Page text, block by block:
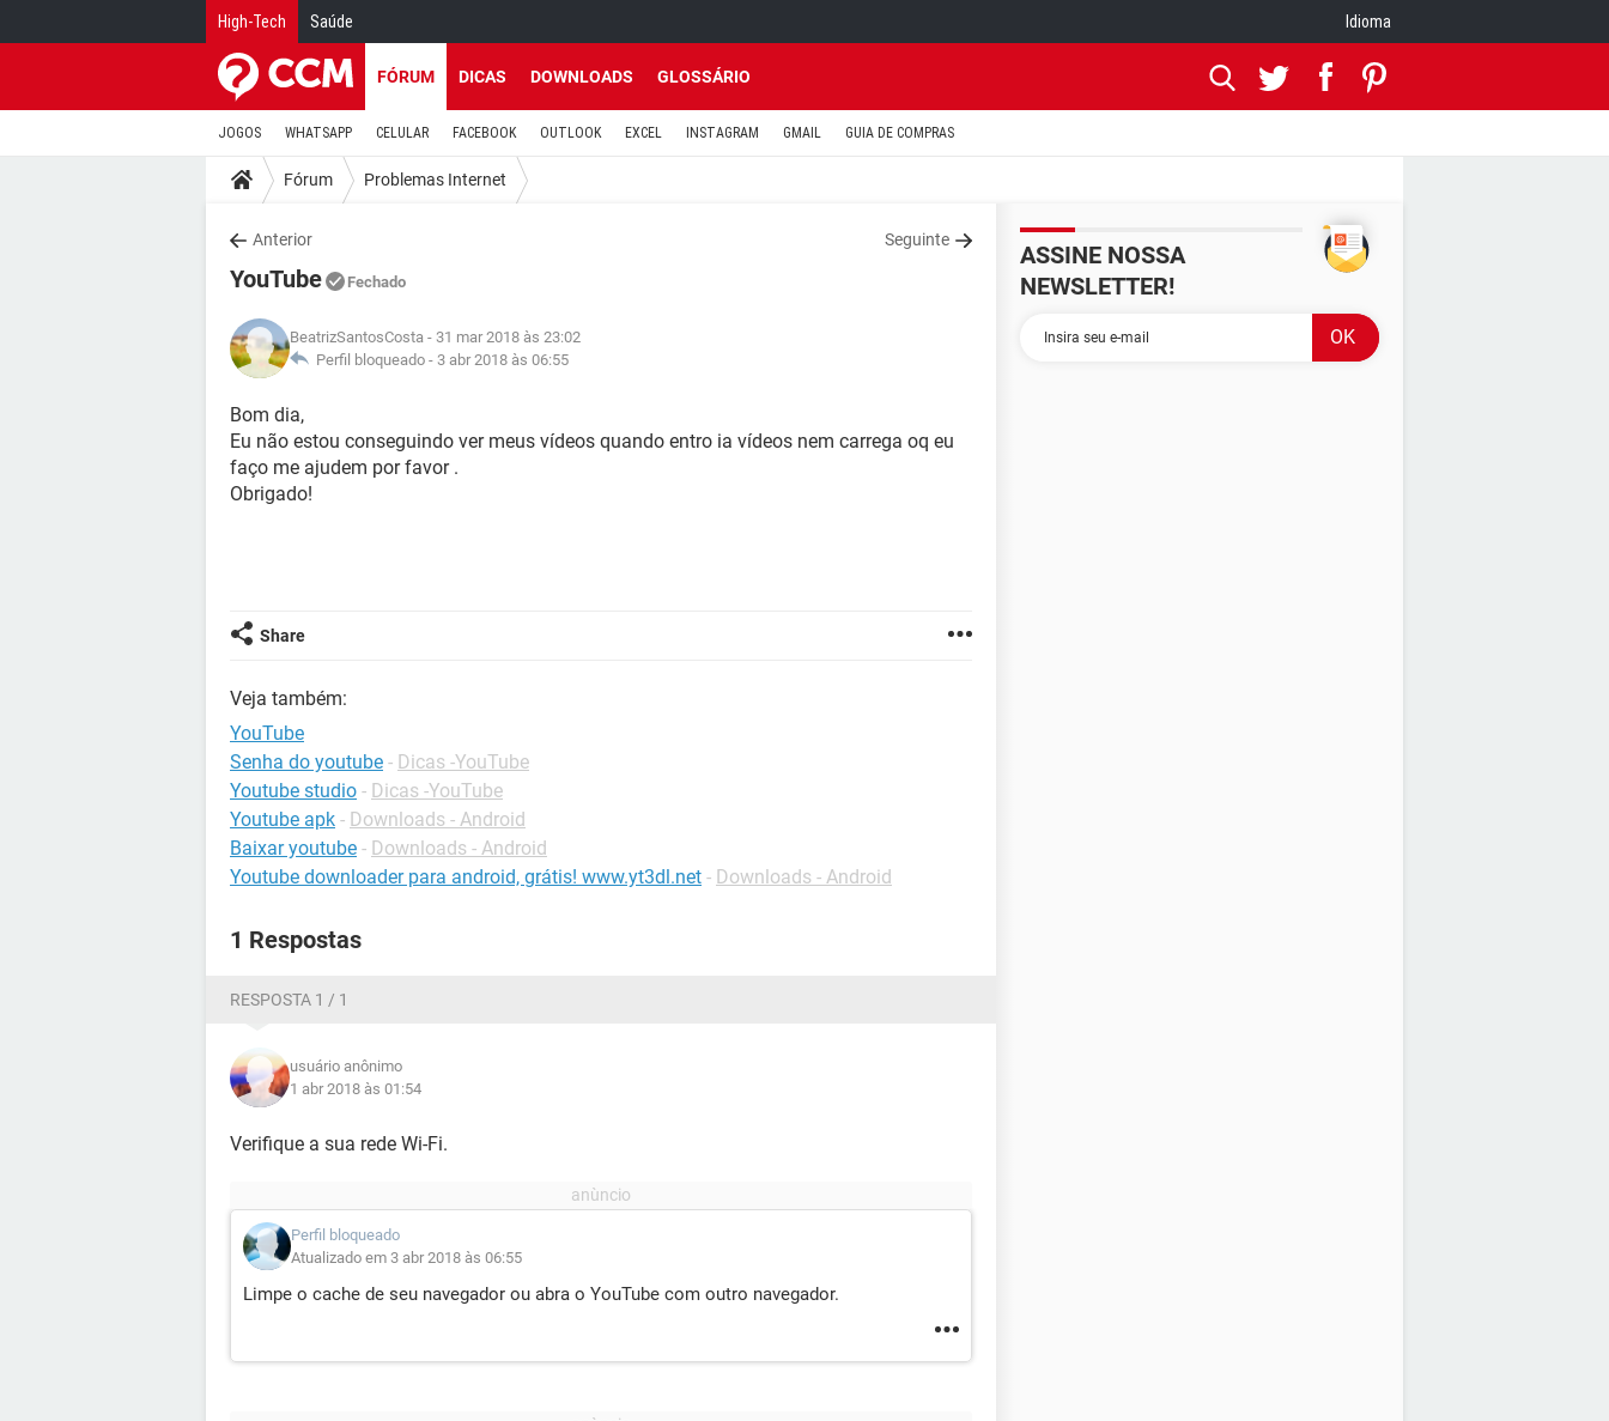
High-Tech Saúde Idioma
FÓRUM DICAS DOWNLOADS GLOSSÁRIO
JOGOS WHATSAPP CELULAR FACEBOOK OUTLOOK EXCEL INSTAGRAM GMAIL GUIA DE COMPRAS
Fórum Problemas Internet
Anterior Seguinte
YouTube Fechado
BeatrizSantosCosta - 31 mar 2018 às 23:02
Perfil bloqueado - 3 abr 2018 às 06:55
Bom dia,
Eu não estou conseguindo ver meus vídeos quando entro ia vídeos nem carrega oq eu
faço me ajudem por favor .
Obrigado!
Share
Veja também:
YouTube
Senha do youtube - Dicas -YouTube
Youtube studio - Dicas -YouTube
Youtube apk - Downloads - Android
Baixar youtube - Downloads - Android
Youtube downloader para android, grátis! www.yt3dl.net - Downloads - Android
1 Respostas
RESPOSTA 1 / 1
usuário anônimo
1 abr 2018 às 01:54
Verifique a sua rede Wi-Fi.
Perfil bloqueado
Atualizado em 3 abr 2018 às 06:55
Limpe o cache de seu navegador ou abra o YouTube com outro navegador.
ASSINE NOSSA
NEWSLETTER!